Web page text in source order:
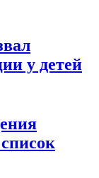
у детей